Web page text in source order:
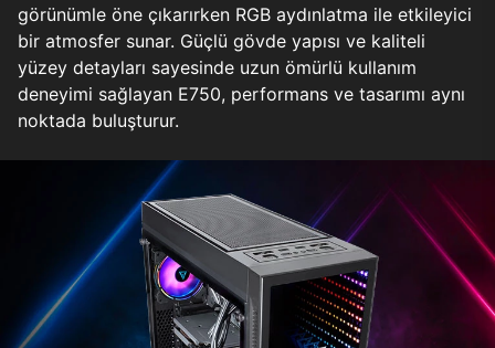
görünümle öne çıkarırken RGB aydınlatma ile etkileyici
bir atmosfer sunar. Güçlü gövde yapısı ve kaliteli
yüzey detayları sayesinde uzun ömürlü kullanım
deneyimi sağlayan E750, performans ve tasarımı aynı
noktada buluşturur.